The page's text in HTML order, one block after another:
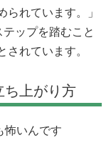
られています。」
ップを踏むこと
れています。
ち上がり方
怖いんです